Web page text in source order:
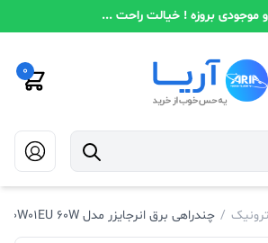
موجودی بروزه ! خیالت راحت ...
0
/ چندراهی برق انرجایزر مدل EPB3250W01EU 60W